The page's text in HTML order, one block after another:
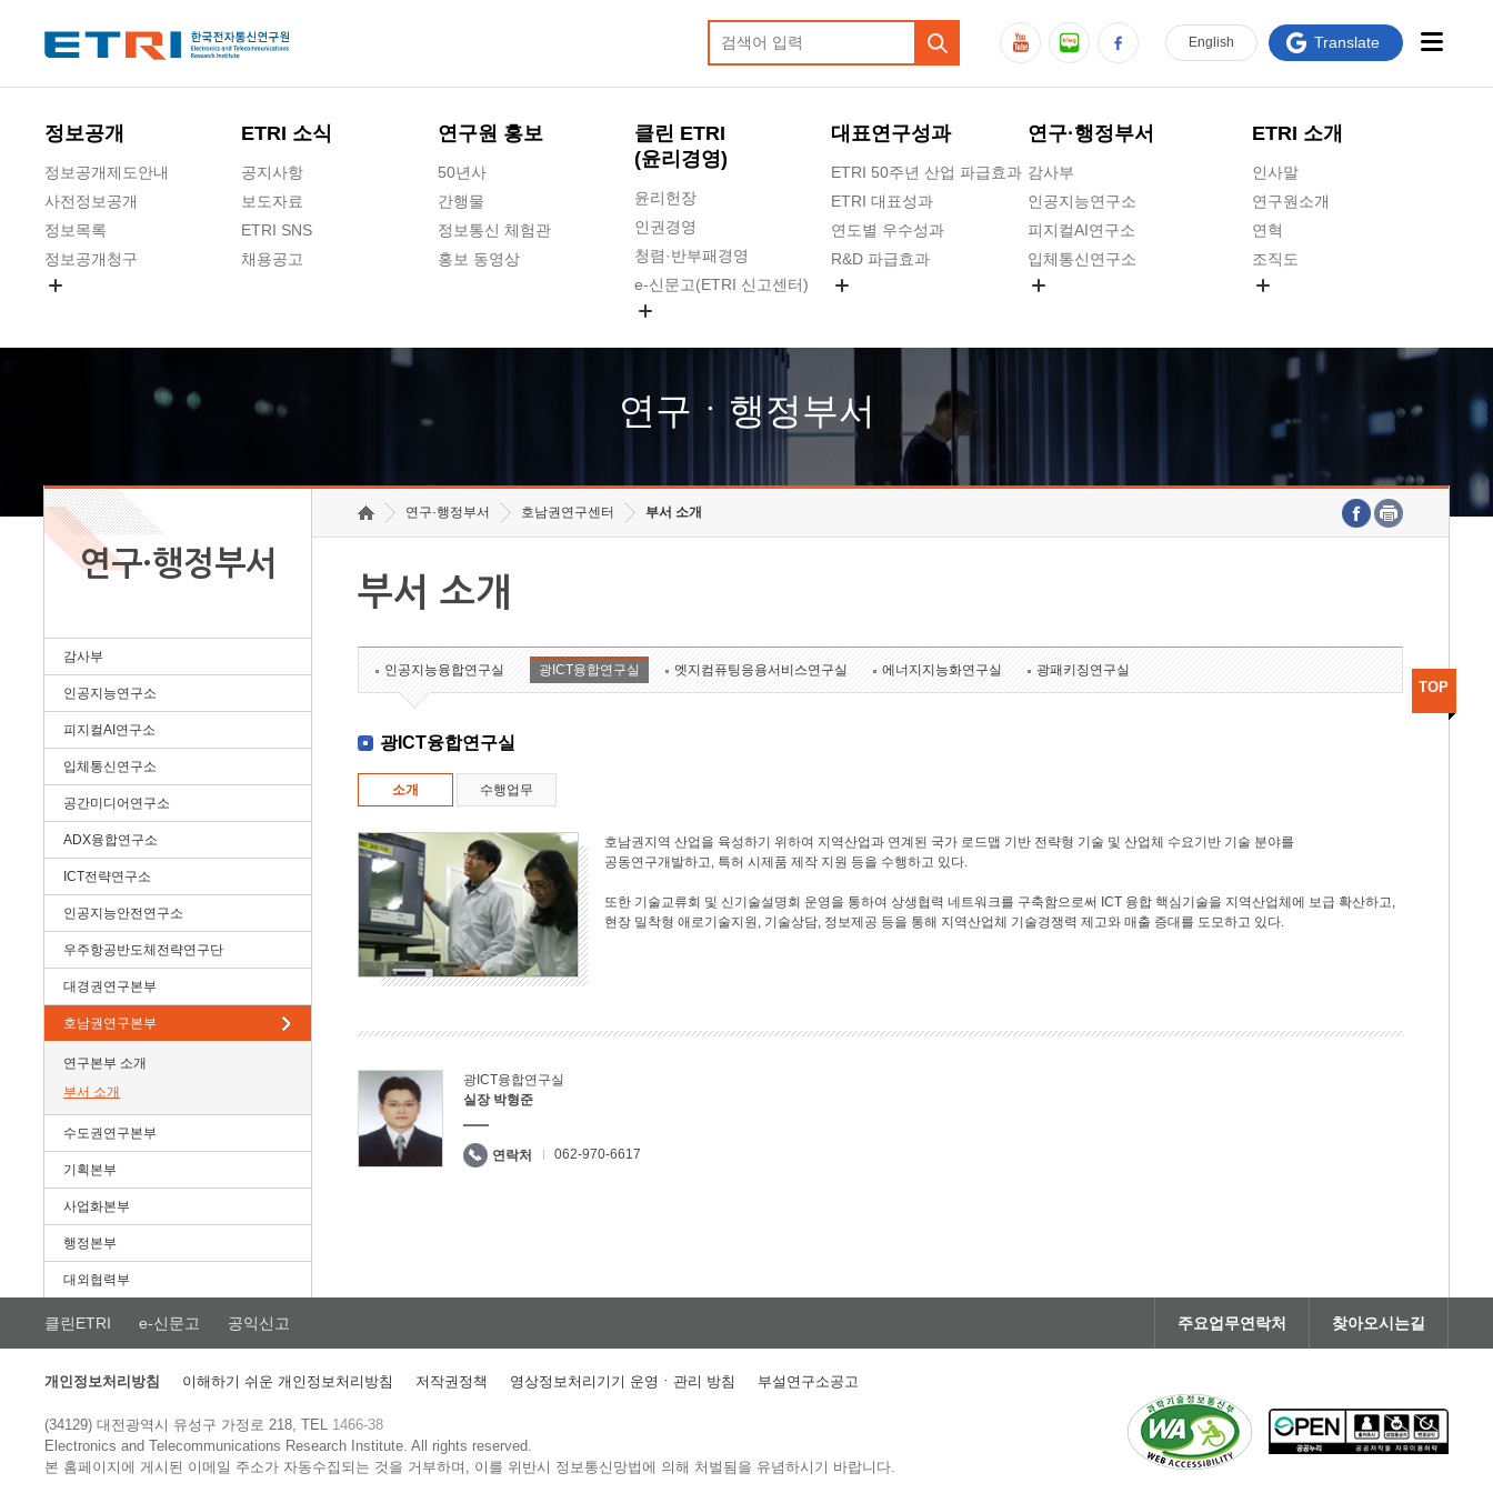
정보공개
정보공개제도안내
사전정보공개
정보목록
정보공개청구
ETRI 소식
공지사항
보도자료
ETRI SNS
채용공고
연구원 홍보
50년사
간행물
정보통신 체험관
홍보 동영상
클린 ETRI
(윤리경영)
윤리헌장
인권경영
청렴·반부패경영
e-신문고(ETRI 신고센터)
고객의소리
수의계약 현황
대표연구성과
ETRI 50주년 산업 파급효과
ETRI 대표성과
연도별 우수성과
R&D 파급효과
연구·행정부서
감사부
인공지능연구소
피지컬AI연구소
입체통신연구소
호남권연구본부
기획본부
ETRI 소개
인사말
연구원소개
연혁
조직도
연구원 고객헌장
주요업무연락처
English Translate
연구ㆍ행정부서
연구·행정부서
감사부
인공지능연구소
피지컬AI연구소
입체통신연구소
공간미디어연구소
ADX융합연구소
ICT전략연구소
인공지능안전연구소
우주항공반도체전략연구단
대경권연구본부
호남권연구본부
연구본부 소개
부서 소개
수도권연구본부
기획본부
사업화본부
행정본부
대외협력부
연구·행정부서 호남권연구센터 부서 소개
부서 소개
인공지능융합연구실 광ICT융합연구실 엣지컴퓨팅응용서비스연구실 에너지지능화연구실 광패키징연구실
광ICT융합연구실
소개 수행업무
호남권지역 산업을 육성하기 위하여 지역산업과 연계된 국가 로드맵 기반 전략형 기술 및 산업체 수요기반 기술 분야를
공동연구개발하고, 특허 시제품 제작 지원 등을 수행하고 있다.
또한 기술교류회 및 신기술설명회 운영을 통하여 상생협력 네트워크를 구축함으로써 ICT 융합 핵심기술을 지역산업체에 보급 확산하고,
현장 밀착형 애로기술지원, 기술상담, 정보제공 등을 통해 지역산업체 기술경쟁력 제고와 매출 증대를 도모하고 있다.
광ICT융합연구실
실장 박형준
연락처 062-970-6617
TOP
클린ETRI e-신문고 공익신고 주요업무연락처 찾아오시는길
개인정보처리방침 이해하기 쉬운 개인정보처리방침 저작권정책 영상정보처리기기 운영ㆍ관리 방침 부설연구소공고
(34129) 대전광역시 유성구 가정로 218, TEL 1466-38
Electronics and Telecommunications Research Institute.All rights reserved.
본 홈페이지에 게시된 이메일 주소가 자동수집되는 것을 거부하며, 이를 위반시 정보통신망법에 의해 처벌됨을 유념하시기 바랍니다.